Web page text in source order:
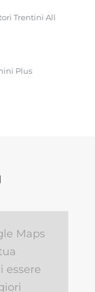
Trentini All
Plus
Maps
essere